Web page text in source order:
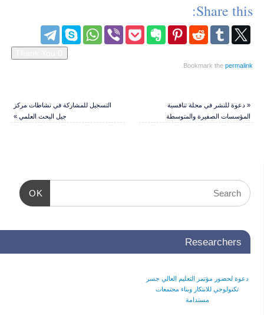
Share this:
Bookmark thepermalink
«دعوة للنشر في مجلة تنافسية
المؤسسات الصفيرة والمتوسطة
التسجيل للمشاركة في نشاطات مركز
جيل البحث العلمي»
OK
Researchers
دعوة لحضور مؤتمر التعليم العالي جسر
تكنولوجي للابتكار وبناء مجتمعات
مستدامة